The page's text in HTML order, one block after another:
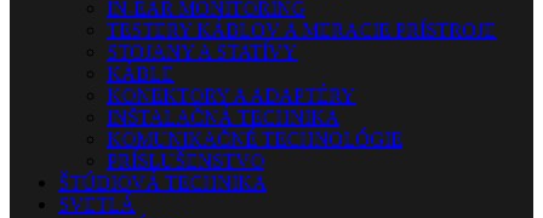
IN-EAR MONITORING
TESTERY KÁBLOV A MERACIE PRÍSTROJE
STOJANY A STATÍVY
KÁBLE
KONEKTORY A ADAPTÉRY
INŠTALAČNÁ TECHNIKA
KOMUNIKAČNÉ TECHNOLÓGIE
PRÍSLUŠENSTVO
ŠTÚDIOVÁ TECHNIKA
SVETLÁ